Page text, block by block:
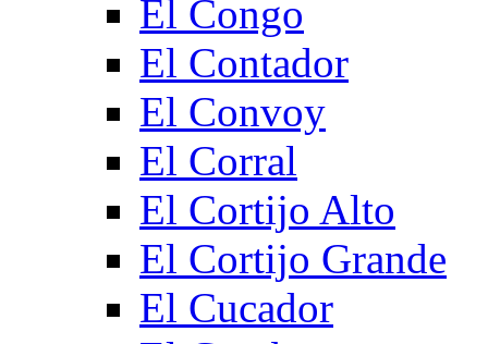
El Congo
El Contador
El Convoy
El Corral
El Cortijo Alto
El Cortijo Grande
El Cucador